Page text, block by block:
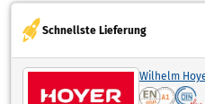
Schnellste Lieferung
Wilhelm